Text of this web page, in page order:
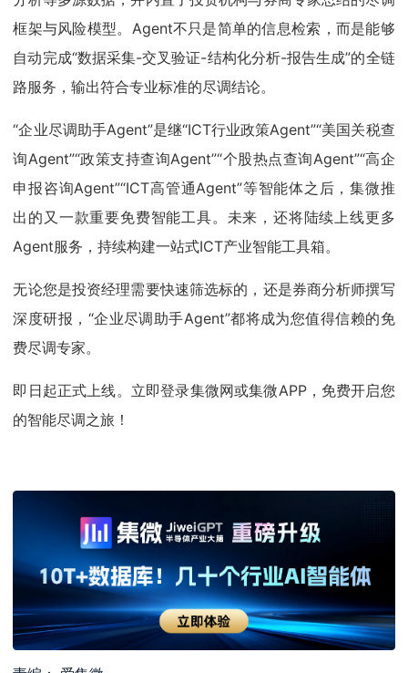
框架与风险模型。Agent不只是简单的信息检索，而是能够
自动完成“数据采集-交叉验证-结构化分析-报告生成”的全链
路服务，输出符合专业标准的尽调结论。
“企业尽调助手Agent”是继“ICT行业政策Agent”“美国关税查
询Agent”“政策支持查询Agent”“个股热点查询Agent”“高企
申报咨询Agent”“ICT高管通Agent”等智能体之后，集微推
出的又一款重要免费智能工具。未来，还将陆续上线更多
Agent服务，持续构建一站式ICT产业智能工具箱。
无论您是投资经理需要快速筛选标的，还是券商分析师撰写
深度研报，“企业尽调助手Agent”都将成为您值得信赖的免
费尽调专家。
即日起正式上线。立即登录集微网或集微APP，免费开启您
的智能尽调之旅！